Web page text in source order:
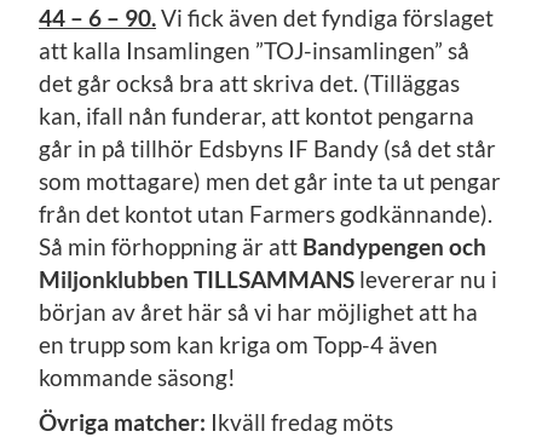
44 – 6 – 90.Vi fick även det fyndiga förslaget
att kalla Insamlingen ”TOJ-insamlingen” så
det går också bra att skriva det. (Tilläggas
kan, ifall nån funderar, att kontot pengarna
går in på tillhör Edsbyns IF Bandy (så det står
som mottagare) men det går inte ta ut pengar
från det kontot utan Farmers godkännande).
Så min förhoppning är att Bandypengen och
Miljonklubben TILLSAMMANS levererar nu i
början av året här så vi har möjlighet att ha
en trupp som kan kriga om Topp-4 även
kommande säsong!
Övriga matcher: Ikväll fredag möts